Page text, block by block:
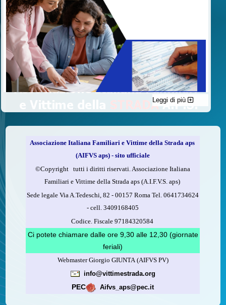
C'è un modo di contribuire alle attività dell’A.I.F.V.S. a favore
delle vittime della strada e per dare giustizia ai superstiti ed ai
loro familiari che non costa nulla: devolvere il 5 per mille della
Compila la scheda CUD o del modello 730.
Firma nel riquadro indicato come “Sostegno delle
organizzazioni non lucrative di utilità sociale, delle associazioni
Indica nel riquadro il codice fiscale dell’A.I.F.V.S.:
97184320584
Leggi come fare
(versione stampabile)
Leggi di più
Associazione Italiana Familiari e Vittime della Strada aps
(AIFVS aps) - sito ufficiale
©​Copyright tutti i diritti riservati. Associazione Italiana
Familiari e Vittime della Strada aps (A.I.F.V.S. aps)
Sede legale Via A.Tedeschi, 82 - 00157 Roma Tel. 0641734624
-cell.3409168405
Codice. Fiscale 97184320584
Ci potete chiamare dalle ore 9,30 alle 12,30 (giornate
feriali)
Webmaster Giorgio GIUNTA (AIFVS PV)
info@vittimestrada.org
PEC Aifvs_aps@pec.it